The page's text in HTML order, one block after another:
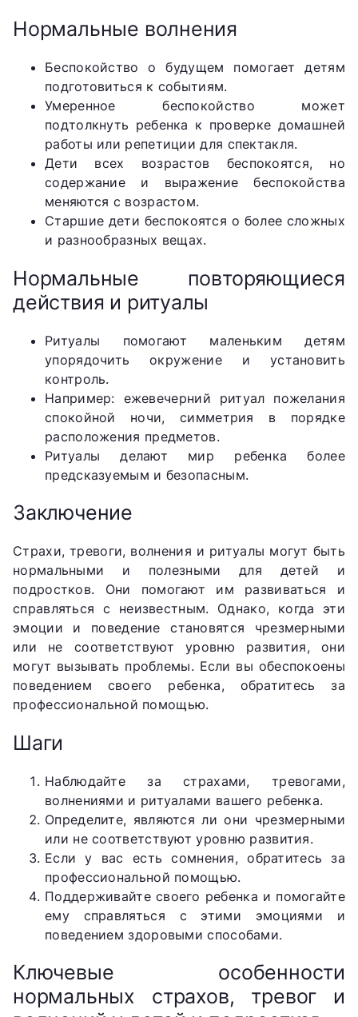
Нормальные волнения
Беспокойство о будущем помогает детям
подготовиться к событиям.
Умеренное беспокойство может
подтолкнуть ребенка к проверке домашней
работы или репетиции для спектакля.
Дети всех возрастов беспокоятся, но
содержание и выражение беспокойства
меняются с возрастом.
Старшие дети беспокоятся о более сложных
и разнообразных вещах.
Нормальные повторяющиеся
действия и ритуалы
Ритуалы помогают маленьким детям
упорядочить окружение и установить
контроль.
Например: ежевечерний ритуал пожелания
спокойной ночи, симметрия в порядке
расположения предметов.
Ритуалы делают мир ребенка более
предсказуемым и безопасным.
Заключение
Страхи, тревоги, волнения и ритуалы могут быть
нормальными и полезными для детей и
подростков. Они помогают им развиваться и
справляться с неизвестным. Однако, когда эти
эмоции и поведение становятся чрезмерными
или не соответствуют уровню развития, они
могут вызывать проблемы. Если вы обеспокоены
поведением своего ребенка, обратитесь за
профессиональной помощью.
Шаги
Наблюдайте за страхами, тревогами,
волнениями и ритуалами вашего ребенка.
Определите, являются ли они чрезмерными
или не соответствуют уровню развития.
Если у вас есть сомнения, обратитесь за
профессиональной помощью.
Поддерживайте своего ребенка и помогайте
ему справляться с этими эмоциями и
поведением здоровыми способами.
Ключевые особенности
нормальных страхов, тревог и